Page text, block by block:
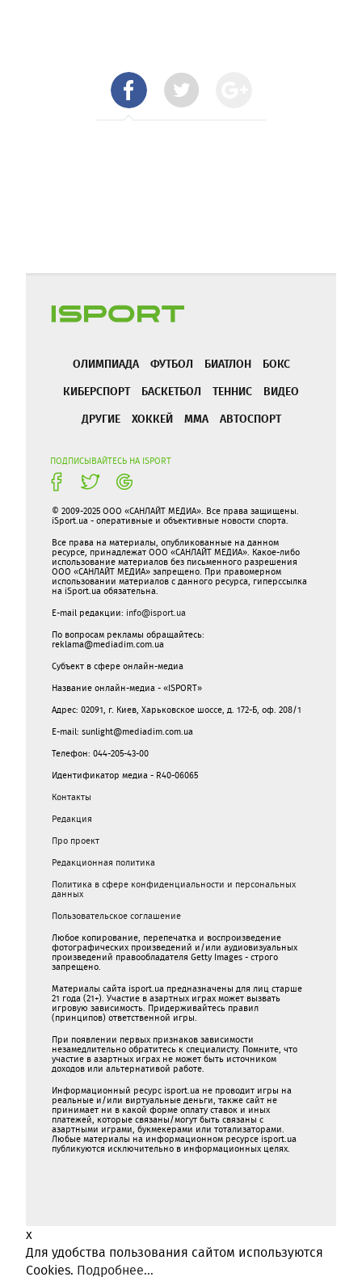
ОЛИМПИАДА ФУТБОЛ БИАТЛОН
БОКС
КИБЕРСПОРТ
БАСКЕТБОЛ ТЕННИС
ВИДЕО
ДРУГИЕ
ХОККЕЙ ММА АВТОСПОРТ
ПОДПИСЫВАЙТЕСЬ НА ISPORT
© 2009-2025 ООО «САНЛАЙТ МЕДИА». Все права защищены.
iSport.ua - оперативные и объективные новости спорта.
Все права на материалы, опубликованные на данном
ресурсе, принадлежат ООО «САНЛАЙТ МЕДИА». Какое-либо
использование материалов без письменного разрешения
ООО «САНЛАЙТ МЕДИА» запрещено. При правомерном
использовании материалов с данного ресурса, гиперссылка
на iSport.ua обязательна.
E-mail редакции: info@isport.ua
По вопросам рекламы обращайтесь:
reklama@mediadim.com.ua
Субъект в сфере онлайн-медиа
Название онлайн-медиа - «ISPORT»
Адрес: 02091, г. Киев, Харьковское шоссе, д. 172-Б, оф. 208/1
E-mail: sunlight@mediadim.com.ua
Телефон: 044-205-43-00
Идентификатор медиа - R40-06065
Контакты
Редакция
Про проект
Редакционная политика
Политика в сфере конфиденциальности и персональных
данных
Пользовательское соглашение
Любое копирование, перепечатка и воспроизведение
фотографических произведений и/или аудиовизуальных
произведений правообладателя Getty Images - строго
запрещено.
Материалы сайта isport.ua предназначены для лиц старше
21 года (21+). Участие в азартных играх может вызвать
игровую зависимость. Придерживайтесь правил
(принципов) ответственной игры.
При появлении первых признаков зависимости
незамедлительно обратитесь к специалисту. Помните, что
участие в азартных играх не может быть источником
доходов или альтернативой работе.
Информационный ресурс isport.ua не проводит игры на
реальные и/или виртуальные деньги, также сайт не
принимает ни в какой форме oплaту ставок и иных
платежей, которые связаны/могут быть связаны c
азартными игрaми, букмекерами или тотализаторами.
Любые материалы на информационном ресурсе isport.ua
публикуютcя исключительно в информационных целях.
x
Для удобства пользования сайтом используются
Cookies. Подробнее...